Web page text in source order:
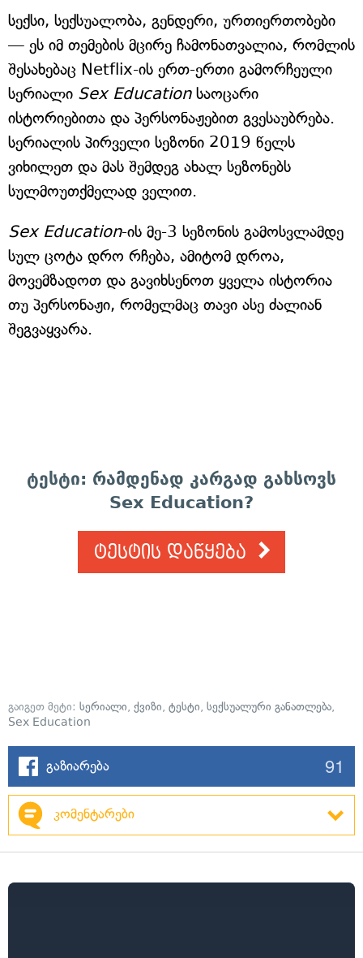
სექსი, სექსუალობა, გენდერი, ურთიერთობები
— ეს იმ თემების მცირე ჩამონათვალია, რომლის
შესახებაც Netflix-ის ერთ-ერთი გამორჩეული
სერიალი Sex Educationსაოცარი
ისტორიებითა და პერსონაჟებით გვესაუბრება.
სერიალის პირველი სეზონი 2019 წელს
ვიხილეთ და მას შემდეგ ახალ სეზონებს
სულმოუთქმელად ველით.
Sex Education-ის მე-3 სეზონის გამოსვლამდე
სულ ცოტა დრო რჩება, ამიტომ დროა,
მოვემზადოთ და გავიხსენოთ ყველა ისტორია
თუ პერსონაჟი, რომელმაც თავი ასე ძალიან
შეგვაყვარა.
ტესტი: რამდენად კარგად გახსოვს
Sex Education?
ტესტის დაწყება
გაიგეთ მეტი: სერიალი, ქვიზი, ტესტი, სექსუალური განათლება,
Sex Education
გაზიარება 91
კომენტარები